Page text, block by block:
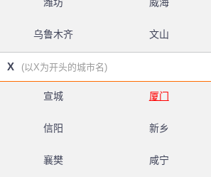
乌鲁木齐 文山
X (以X为开头的城市名)
宣城 厦门
信阳 新乡
襄樊 咸宁